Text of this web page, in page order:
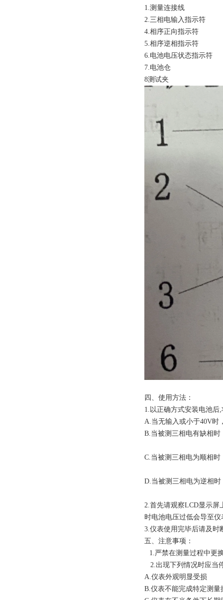
1.测量连接线
2.三相电输入指示符
4.相序正向指示符
5.相序逆相指示符
6.电池电压状态指示符
7.电池仓
8测试夹
四、使用方法：
1. 以正确方式安装电池后
A.当无输入或小于40V时
B.当被测三相电有缺相
C.当被测三相电为顺相
D.当被测三相电为逆相
2.首先请观察LCD显示屏
时电池电压过低会导至
3.仪表使用完毕后请及时
五、注意事项：
1.严禁在测量过程中更
2.出现下列情况时应当
A.仪表外观明显受损
B.仪表不能完成特定测量